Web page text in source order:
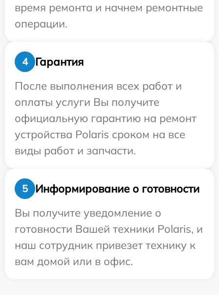
время ремонта и начнем ремонтные
операции.
4
Гарантия
После выполнения всех работ и
оплаты услуги Вы получите
официальную гарантию на ремонт
устройства Polaris сроком на все
виды работ и запчасти.
5
Информирование о готовности
Вы получите уведомление о
готовности Вашей техники Polaris, и
наш сотрудник привезет технику к
вам домой или в офис.